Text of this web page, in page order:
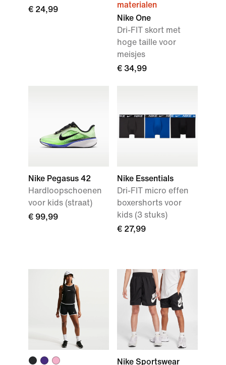
€ 24,99
materialen
Nike One
Dri-FIT skort met
hoge taille voor
meisjes
€ 34,99
Nike Pegasus 42
Hardloopschoenen
voor kids (straat)
€ 99,99
Nike Essentials
Dri-FIT micro effen
boxershorts voor
kids (3 stuks)
€ 27,99
Nike Sportswear